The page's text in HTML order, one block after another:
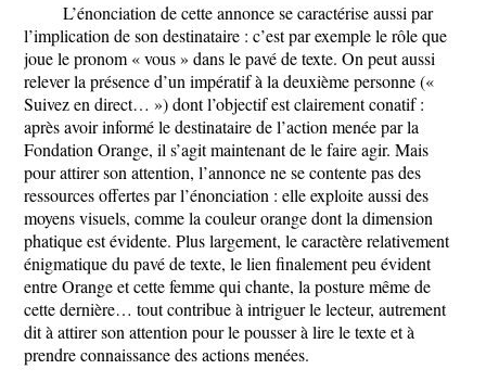
L’énonciation de cette annonce se caractérise aussi par
l’implication de son destinataire : c’est par exemple le rôle que
joue le pronom « vous » dans le pavé de texte. On peut aussi
relever la présence d’un impératif à la deuxième personne («
Suivez en direct… ») dont l’objectif est clairement conatif :
après avoir informé le destinataire de l’action menée par la
Fondation Orange, il s’agit maintenant de le faire agir. Mais
pour attirer son attention, l’annonce ne se contente pas des
ressources offertes par l’énonciation : elle exploite aussi des
moyens visuels, comme la couleur orange dont la dimension
phatique est évidente. Plus largement, le caractère relativement
énigmatique du pavé de texte, le lien finalement peu évident
entre Orange et cette femme qui chante, la posture même de
cette dernière… tout contribue à intriguer le lecteur, autrement
dit à attirer son attention pour le pousser à lire le texte et à
prendre connaissance des actions menées.